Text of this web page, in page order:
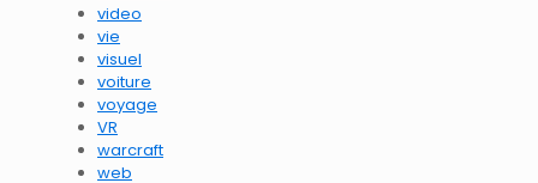
video
vie
visuel
voiture
voyage
VR
warcraft
web